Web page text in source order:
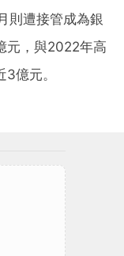
則遭接管成為銀
元，與2022年高
億元。